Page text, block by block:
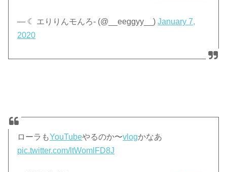
— ☾ エりりんモんろ- (@__eeggyy__)January 7,
2020
ローラもYouTubeやるのか〜vlogかなあ
pic.twitter.com/ltWomlFD8J